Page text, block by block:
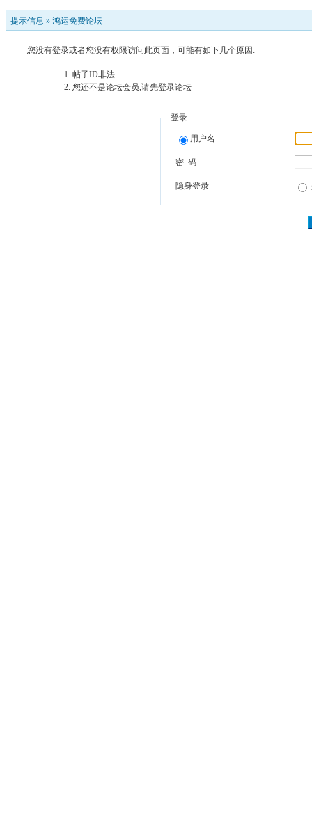
提示信息 » 鸿运免费论坛
您没有登录或者您没有权限访问此页面，可能有如下几个原因:
帖子ID非法
您还不是论坛会员,请先登录论坛
登录
用户名
密 码
隐身登录